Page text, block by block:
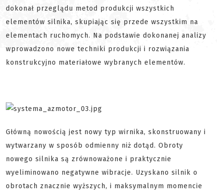
dokonał przeglądu metod produkcji wszystkich
elementów silnika, skupiając się przede wszystkim na
elementach ruchomych. Na podstawie dokonanej analizy
wprowadzono nowe techniki produkcji i rozwiązania
konstrukcyjno materiałowe wybranych elementów.
Główną nowością jest nowy typ wirnika, skonstruowany i
wytwarzany w sposób odmienny niż dotąd. Obroty
nowego silnika są zrównoważone i praktycznie
wyeliminowano negatywne wibracje. Uzyskano silnik o
obrotach znacznie wyższych, i maksymalnym momencie